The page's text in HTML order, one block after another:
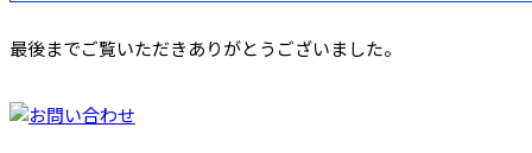
最後までご覧いただきありがとうございました。